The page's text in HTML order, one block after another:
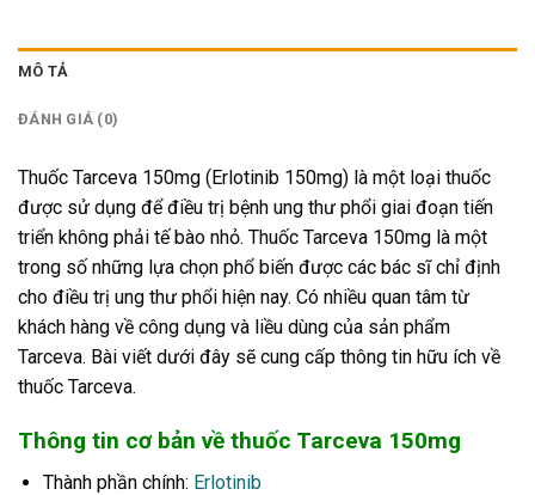
MÔ TẢ
ĐÁNH GIÁ (0)
Thuốc Tarceva 150mg (Erlotinib 150mg) là một loại thuốc
được sử dụng để điều trị bệnh ung thư phổi giai đoạn tiến
triển không phải tế bào nhỏ. Thuốc Tarceva 150mg là một
trong số những lựa chọn phổ biến được các bác sĩ chỉ định
cho điều trị ung thư phổi hiện nay. Có nhiều quan tâm từ
khách hàng về công dụng và liều dùng của sản phẩm
Tarceva. Bài viết dưới đây sẽ cung cấp thông tin hữu ích về
thuốc Tarceva.
Thông tin cơ bản về thuốc Tarceva 150mg
Thành phần chính: Erlotinib